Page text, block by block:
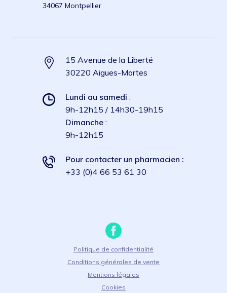
34067 Montpellier
15 Avenue de la Liberté
30220 Aigues-Mortes
Lundi au samedi :
9h-12h15 / 14h30-19h15
Dimanche :
9h-12h15
Pour contacter un pharmacien :
+33 (0)4 66 53 61 30
Politique de confidentialité
Conditions générales de vente
Mentions légales
Cookies